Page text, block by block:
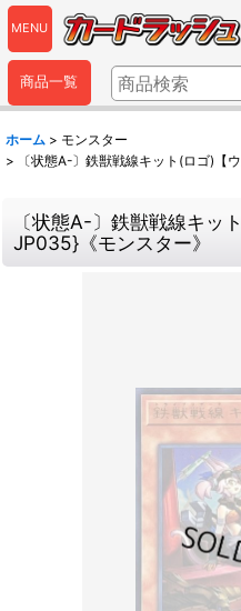
MENU
商品一覧
ホーム > モンスター
>
〔状態A-〕鉄獣戦線キット(ロゴ)【
〔状態A-〕鉄獣戦線キッ
JP035}《モンスター》